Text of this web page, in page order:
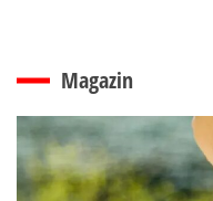
Magazin